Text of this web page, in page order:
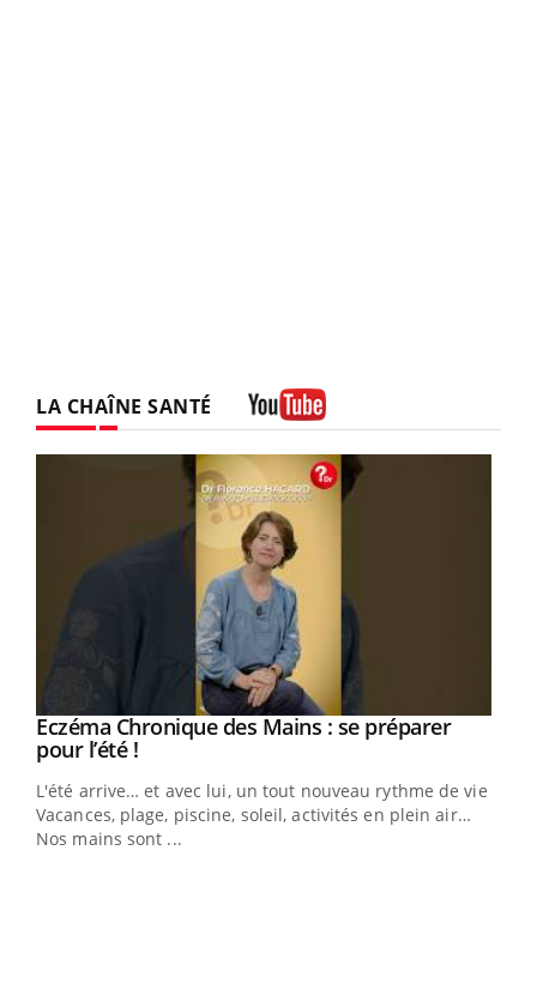
LA CHAÎNE SANTÉ
Youtube
Eczéma Chronique des Mains : se préparer
pour l’été !Youtube
L'été arrive… et avec lui, un tout nouveau rythme de vie !
Vacances, plage, piscine, soleil, activités en plein air…
Nos mains sont ...
Youtube
Diabète & Ramadan 2026Youtube
Le Ramadan approche, et, pour de nombreuses
personnes atteintes de diabète, c'est une période de
questions, de défis, mais ...